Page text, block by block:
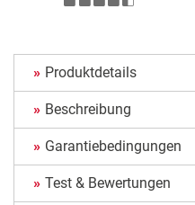
Produktdetails
Beschreibung
Garantiebedingungen
Test & Bewertungen